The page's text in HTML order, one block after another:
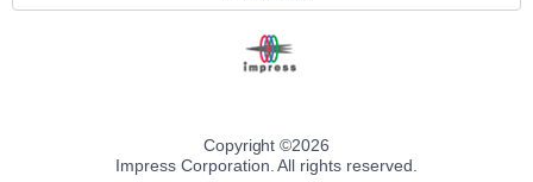
Copyright ©2026
Impress Corporation. All rights reserved.